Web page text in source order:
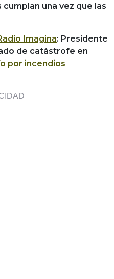
una vez que las
Imagina: Presidente
de catástrofe en
por incendios